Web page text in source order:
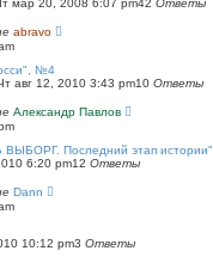
abravo
№4
авг 12, 2010 3:43 pm10 Ответы
Александр Павлов
Последний этап истории"
6:20 pm12 Ответы
Dann
10:12 pm3 Ответы